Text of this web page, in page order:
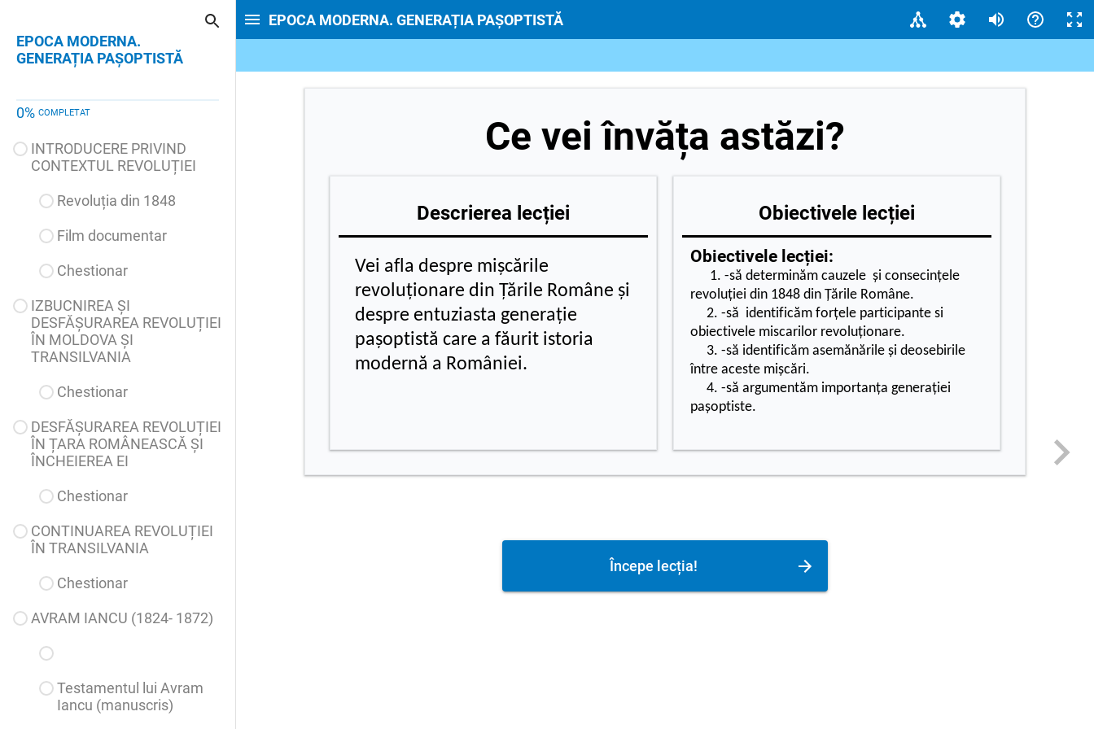
EPOCA MODERNA.
GENERAȚIA PAȘOPTISTĂ
0% COMPLETAT
INTRODUCERE PRIVIND
CONTEXTUL REVOLUȚIEI
Revoluția din 1848
Film documentar
Chestionar
IZBUCNIREA ȘI
DESFĂȘURAREA REVOLUȚIEI
ÎN MOLDOVA ȘI
TRANSILVANIA
Chestionar
DESFĂȘURAREA REVOLUȚIEI
ÎN ȚARA ROMÂNEASCĂ ȘI
ÎNCHEIEREA EI
Chestionar
CONTINUAREA REVOLUȚIEI
ÎN TRANSILVANIA
Chestionar
AVRAM IANCU (1824- 1872)
Testamentul lui Avram
Iancu (manuscris)
EPOCA MODERNA. GENERAȚIA PAȘOPTISTĂ
Ce vei învăța astăzi?
Descrierea lecției
Vei afla despre mișcările
revoluționare din Țările Române și
despre entuziasta generație
pașoptistă care a făurit istoria
modernă a României.
Obiectivele lecției
Obiectivele lecției:
1. -să determinăm cauzele şi consecinţele
revoluţiei din 1848 din Țările Române.
2. -să identificăm forțele participante si
obiectivele miscarilor revoluționare.
3. -să identificăm asemănările şi deosebirile
între aceste mișcări.
4. -să argumentăm importanța generației
pașoptiste.
Începe lecția!